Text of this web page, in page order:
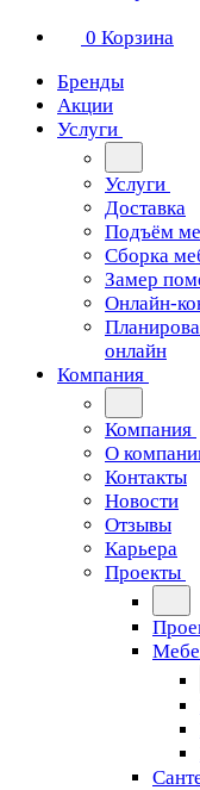
0 Корзина
Бренды
Акции
Услуги
Услуги
Доставка
Подъём
Сборка
Замер
Онлайн-
онлайн
Компания
Компания
О
Контакты
Новости
Отзывы
Карьера
Проекты